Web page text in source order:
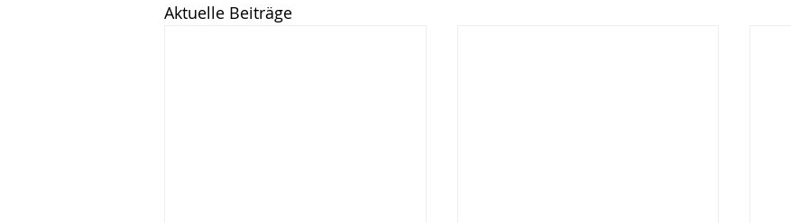
Aktuelle Beiträge